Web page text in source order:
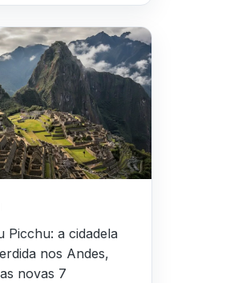
Picchu: a cidadela
nos Andes,
novas 7